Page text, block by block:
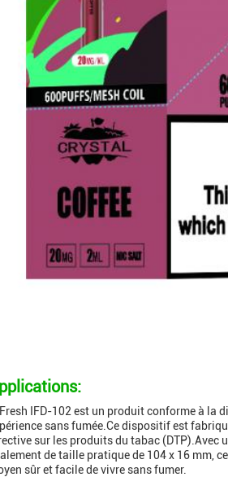
IFD-102 est un produit conforme à
sans fumée.Ce dispositif est
sur les produits du tabac (DTP).Avec
de taille pratique de 104 x 16 mm,
sûr et facile de vivre sans fumer.